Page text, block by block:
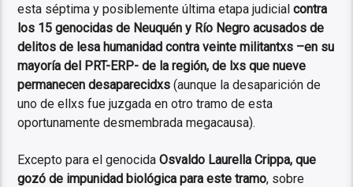
esta séptima y posiblemente última etapa judicialcontra
los 15 genocidas de Neuquén y Río Negro acusados de
delitos de lesa humanidad contra veinte militantxs –en su
mayoría del PRT-ERP- de la región, de lxs que nueve
permanecen desaparecidxs (aunque la desaparición de
uno de ellxs fue juzgada en otro tramo de esta
oportunamente desmembrada megacausa).
Excepto para el genocidaOsvaldo Laurella Crippa, que
gozó de impunidad biológica para este tramo, sobre